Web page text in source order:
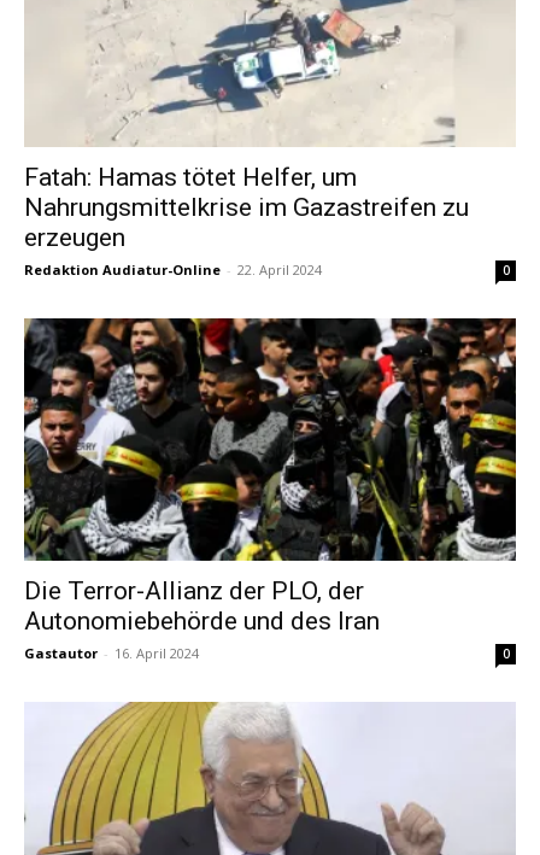
Fatah: Hamas tötet Helfer, um
Nahrungsmittelkrise im Gazastreifen zu
erzeugen
Redaktion Audiatur-Online - 22. April 2024 0
Die Terror-Allianz der PLO, der
Autonomiebehörde und des Iran
Gastautor - 16. April 2024 0